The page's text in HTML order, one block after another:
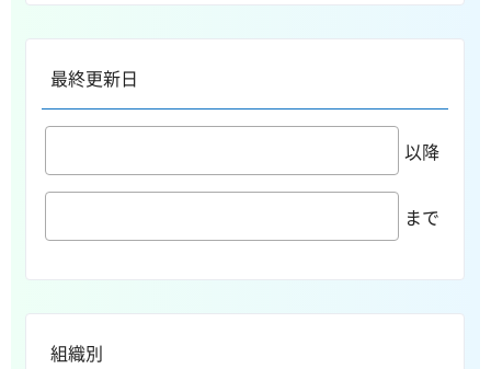
最終更新日
以降
まで
組織別